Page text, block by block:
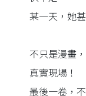
某一天，她
不只是漫畫
真實現場！
最後一卷，